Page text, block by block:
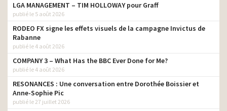
LGA MANAGEMENT – TIM HOLLOWAY pour Graff
publié le 5 août 2026
RODEO FX signe les effets visuels de la campagne Invictus de
Rabanne
publié le 4 août 2026
COMPANY 3 – What Has the BBC Ever Done for Me?
publié le 4 août 2026
RESONANCES : Une conversation entre Dorothée Boissier et
Anne-Sophie Pic
publié le 27 juillet 2026